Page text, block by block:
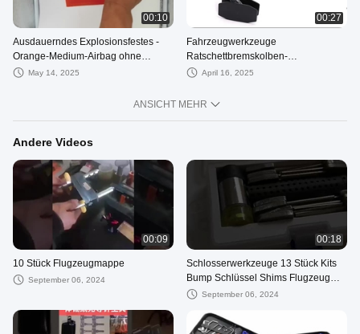
00:10
Ausdauerndes Explosionsfestes -
Orange-Medium-Airbag ohne
Innenplatte für Schlosser
May 14, 2025
00:27
Fahrzeugwerkzeuge
Ratschettbremskolben-
Klemmverbreiter
Klemmverbreiter
April 16, 2025
ANSICHT MEHR
Andere Videos
00:09
10 Stück Flugzeugmappe
September 06, 2024
00:18
Schlosserwerkzeuge 13 Stück Kits
Bump Schlüssel Shims Flugzeug
Kaba Lock Pick Werkzeuge
September 06, 2024